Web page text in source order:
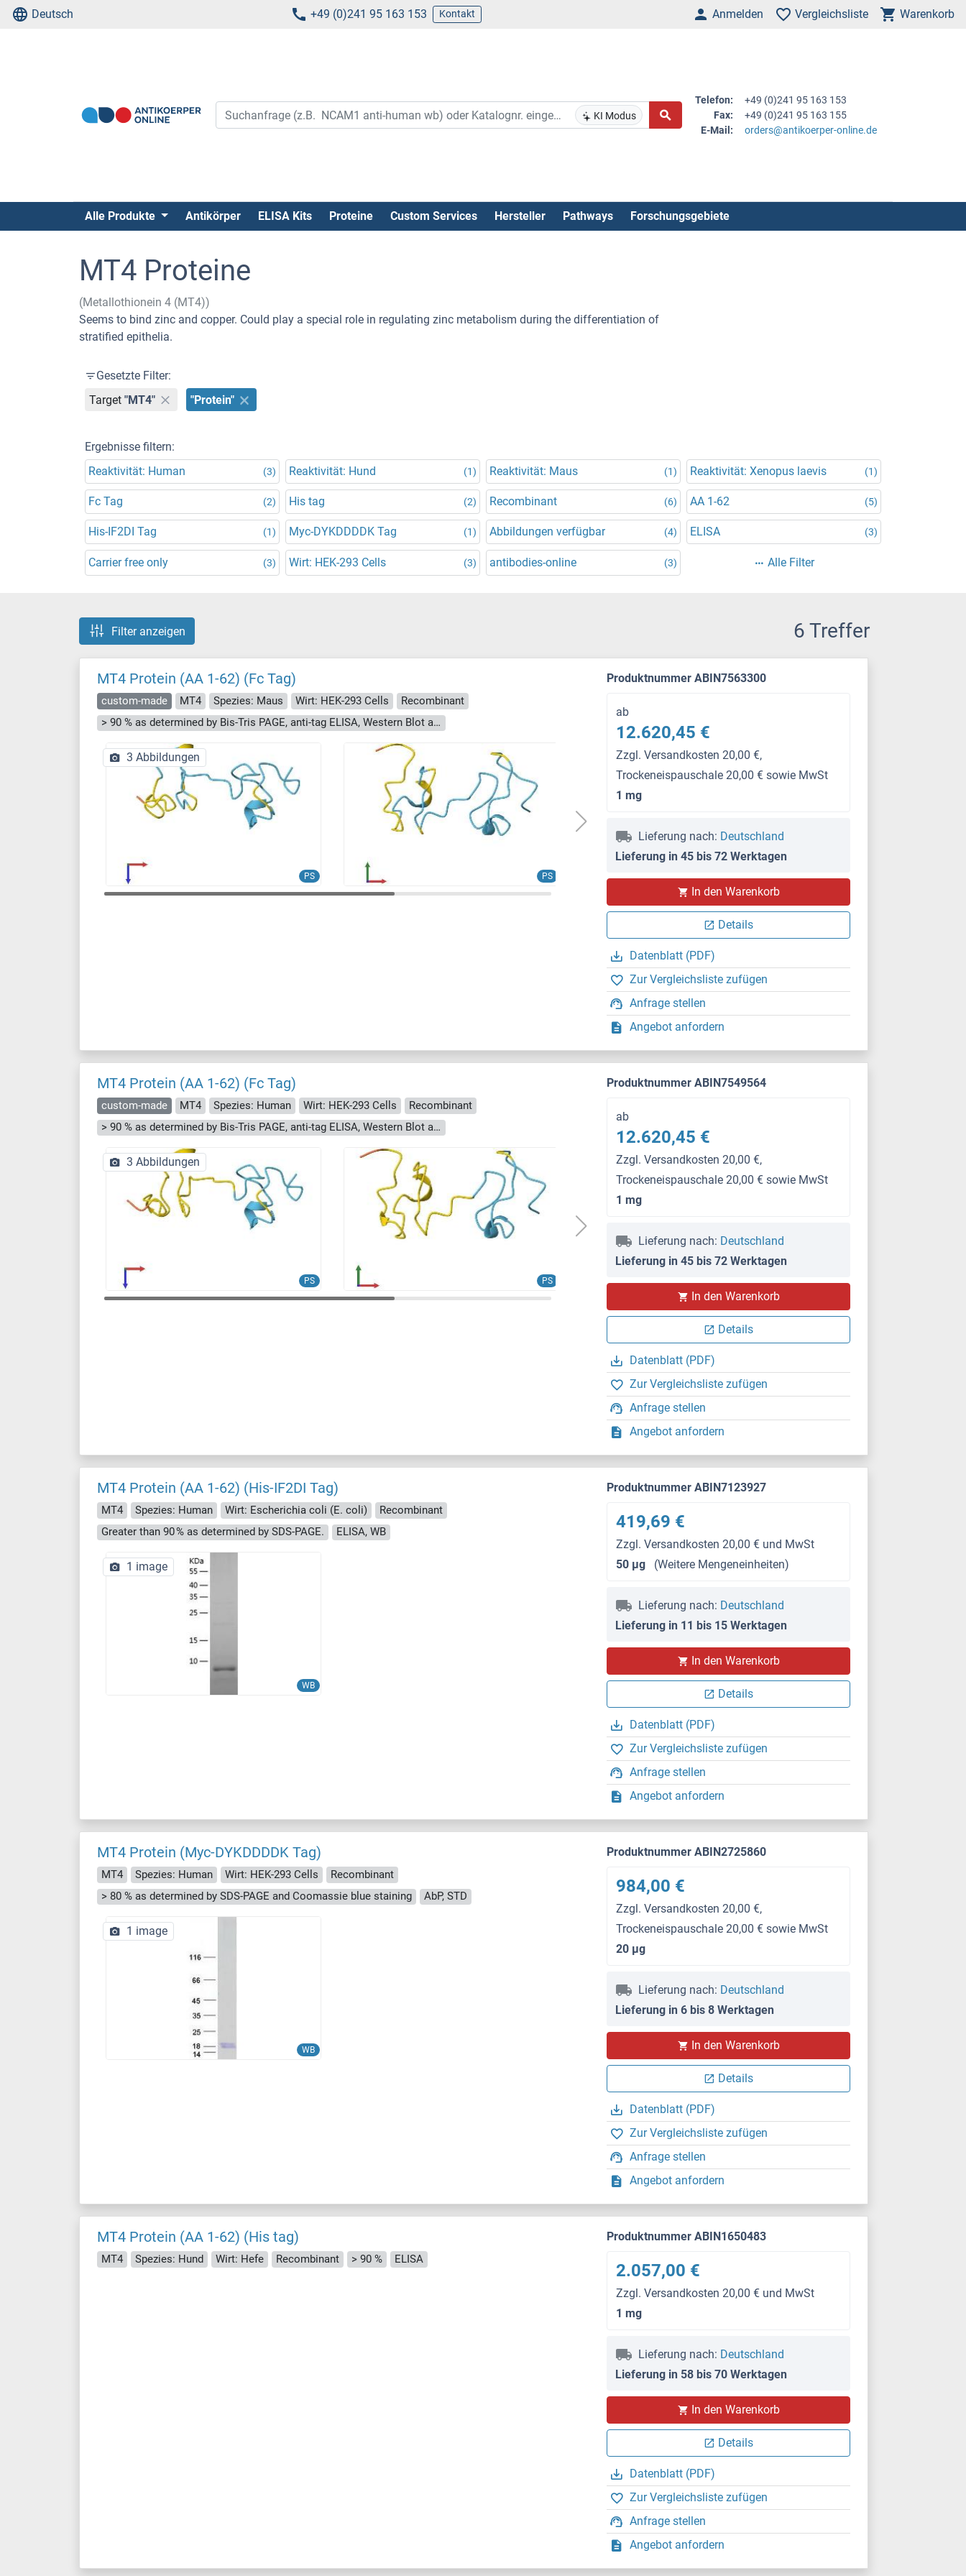
Deutsch +49 (0)241 95 163 153 Kontakt Anmelden Vergleichsliste Warenkorb
KI Modus
Telefon:
+49 (0)241 95 163 153
Fax:
+49 (0)241 95 163 155
E-Mail:
orders@antikoerper-online.de
Alle Produkte Antikörper ELISA Kits Proteine Custom Services Hersteller Pathways Forschungsgebiete
MT4 Proteine
(Metallothionein 4 (MT4))
Seems to bind zinc and copper. Could play a special role in regulating zinc metabolism during the differentiation of
stratified epithelia.
Gesetzte Filter:
Target "MT4" "Protein"
Ergebnisse filtern:
Reaktivität: Human
(3) Reaktivität: Hund (1) Reaktivität: Maus (1) Reaktivität: Xenopus laevis (1)
Fc Tag (2) His tag (2) Recombinant (6) AA 1-62 (5)
His-IF2DI Tag (1) Myc-DYKDDDDK Tag (1) Abbildungen verfügbar (4) ELISA (3)
Carrier free only (3) Wirt: HEK-293 Cells (3) antibodies-online (3) Alle Filter
Filter anzeigen 6 Treffer
MT4 Protein (AA 1-62) (Fc Tag)
custom-made MT4 Spezies: Maus Wirt: HEK-293 Cells
Recombinant
> 90 % as determined by Bis-Tris PAGE, anti-tag ELISA, Western Blot and analytical SEC (HPLC)
PS PS
3 Abbildungen
Produktnummer ABIN7563300
ab
12.620,45 €
Zzgl. Versandkosten 20,00 €,
Trockeneispauschale 20,00 € sowie MwSt
1 mg
Lieferung nach: Deutschland
Lieferung in 45 bis 72 Werktagen
In den Warenkorb
Details
Datenblatt (PDF)
Zur Vergleichsliste zufügen
Anfrage stellen
Angebot anfordern
MT4 Protein (AA 1-62) (Fc Tag)
custom-made MT4 Spezies: Human Wirt: HEK-293 Cells
Recombinant
> 90 % as determined by Bis-Tris PAGE, anti-tag ELISA, Western Blot and analytical SEC (HPLC)
PS PS
3 Abbildungen
Produktnummer ABIN7549564
ab
12.620,45 €
Zzgl. Versandkosten 20,00 €,
Trockeneispauschale 20,00 € sowie MwSt
1 mg
Lieferung nach: Deutschland
Lieferung in 45 bis 72 Werktagen
In den Warenkorb
Details
Datenblatt (PDF)
Zur Vergleichsliste zufügen
Anfrage stellen
Angebot anfordern
MT4 Protein (AA 1-62) (His-IF2DI Tag)
MT4 Spezies: Human Wirt: Escherichia coli (E. coli)
Recombinant
Greater than 90 % as determined by SDS-PAGE.
ELISA, WB
WB
1 image
Produktnummer ABIN7123927
419,69 €
Zzgl. Versandkosten 20,00 € und MwSt
50 μg
(Weitere Mengeneinheiten)
Lieferung nach: Deutschland
Lieferung in 11 bis 15 Werktagen
In den Warenkorb
Details
Datenblatt (PDF)
Zur Vergleichsliste zufügen
Anfrage stellen
Angebot anfordern
MT4 Protein (Myc-DYKDDDDK Tag)
MT4 Spezies: Human Wirt: HEK-293 Cells
Recombinant
> 80 % as determined by SDS-PAGE and Coomassie blue staining
AbP, STD
WB
1 image
Produktnummer ABIN2725860
984,00 €
Zzgl. Versandkosten 20,00 €,
Trockeneispauschale 20,00 € sowie MwSt
20 μg
Lieferung nach: Deutschland
Lieferung in 6 bis 8 Werktagen
In den Warenkorb
Details
Datenblatt (PDF)
Zur Vergleichsliste zufügen
Anfrage stellen
Angebot anfordern
MT4 Protein (AA 1-62) (His tag)
MT4 Spezies: Hund Wirt: Hefe Recombinant > 90 % ELISA
Produktnummer ABIN1650483
2.057,00 €
Zzgl. Versandkosten 20,00 € und MwSt
1 mg
Lieferung nach: Deutschland
Lieferung in 58 bis 70 Werktagen
In den Warenkorb
Details
Datenblatt (PDF)
Zur Vergleichsliste zufügen
Anfrage stellen
Angebot anfordern